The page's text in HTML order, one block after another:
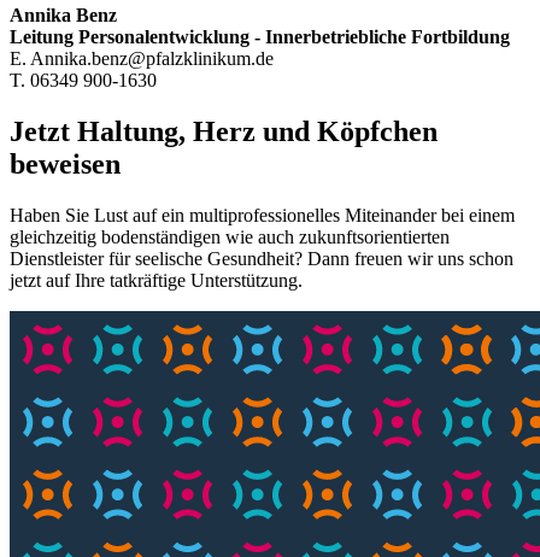
Annika Benz
Leitung Personalentwicklung - Innerbetriebliche Fortbildung
E. Annika.benz@pfalzklinikum.de
T. 06349 900-1630
Jetzt Haltung, Herz und Köpfchen
beweisen
Haben Sie Lust auf ein multiprofessionelles Miteinander bei einem
gleichzeitig bodenständigen wie auch zukunftsorientierten
Dienstleister für seelische Gesundheit? Dann freuen wir uns schon
jetzt auf Ihre tatkräftige Unterstützung.